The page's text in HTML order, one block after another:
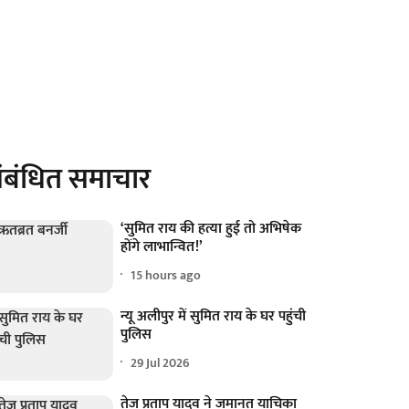
समाचार
‘सुमित राय की हत्या हुई तो अभिषेक
होंगे लाभान्वित!’
15 hours ago
न्यू अलीपुर में सुमित राय के घर पहुंची
पुलिस
29 Jul 2026